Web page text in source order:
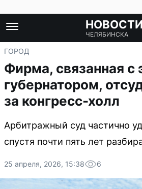
НОВОСТИ
ЧЕЛЯБИНСКА
ГОРОД
Фирма, связанная с
губернатором,
за конгресс-холл
Арбитражный суд частично
спустя почти пять лет
25 апреля, 2026, 15:38 6